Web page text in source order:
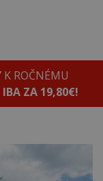
K ROČNÉMU
IBA ZA 19,80€!